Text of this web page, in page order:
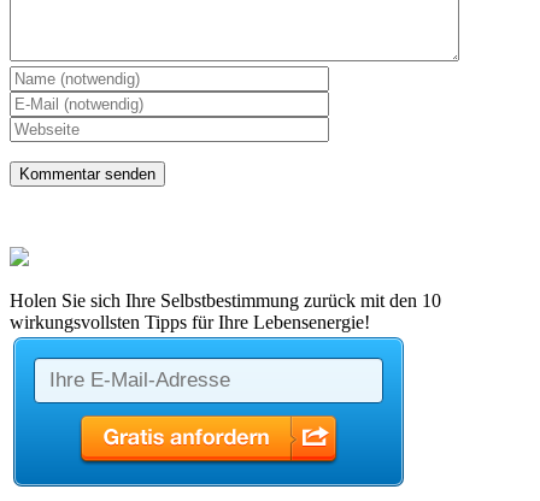
Holen Sie sich Ihre Selbstbestimmung zurück mit den 10
wirkungsvollsten Tipps für Ihre Lebensenergie!